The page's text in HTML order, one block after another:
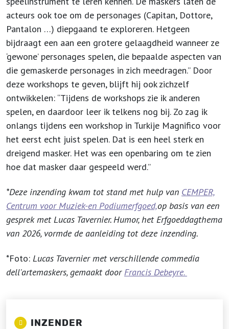
acteurs ook toe om de personages (Capitan, Dottore,
Pantalon …) diepgaand te exploreren. Hetgeen
bijdraagt een aan een grotere gelaagdheid wanneer ze
‘gewone’ personages spelen, die bepaalde aspecten van
die gemaskerde personages in zich meedragen.” Door
deze workshops te geven, blijft hij ook zichzelf
ontwikkelen: “Tijdens de workshops zie ik anderen
spelen, en daardoor leer ik telkens nog bij. Zo zag ik
onlangs tijdens een workshop in Turkije Magnifico voor
het eerst echt juist spelen. Dat is een heel sterk en
dreigend masker. Het was een openbaring om te zien
hoe dat masker daar gespeeld werd.”
*Deze inzending kwam tot stand met hulp van CEMPER,
Centrum voor Muziek-en Podiumerfgoed,op basis van een
gesprek met Lucas Tavernier. Humor, het Erfgoeddagthema
van 2026, vormde de aanleiding tot deze inzending.
*Foto: Lucas Tavernier met verschillende commedia
dell'artemaskers, gemaakt doorFrancis Debeyre.
INZENDER